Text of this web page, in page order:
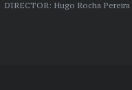
DIRECTOR: Hugo Rocha Pereira